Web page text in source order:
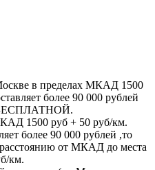
в пределах МКАД 1500
более 90 000 рублей
БЕСПЛАТНОЙ.
1500 руб + 50 руб/км.
более 90 000 рублей ,то
расстоянию от МКАД до места
км.